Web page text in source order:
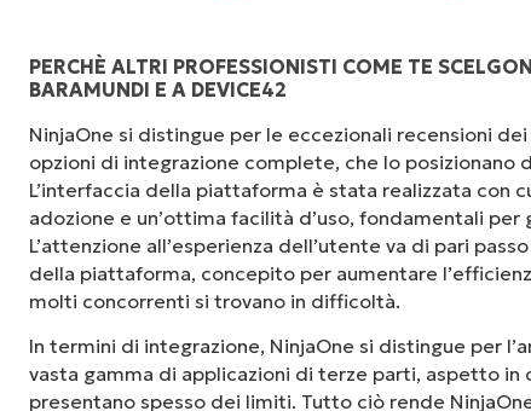
PERCHÈ ALTRI PROFESSIONISTI COME TE
BARAMUNDI E A DEVICE42
NinjaOne si distingue per le eccezionali recensioni
opzioni di integrazione complete, che lo posizionano
L’interfaccia della piattaforma è stata realizzata con
adozione e un’ottima facilità d’uso, fondamentali per
L’attenzione all’esperienza dell’utente va di pari
della piattaforma, concepito per aumentare
molti concorrenti si trovano in difficoltà.
In termini di integrazione, NinjaOne si distingue per
vasta gamma di applicazioni di terze parti, aspetto in
presentano spesso dei limiti. Tutto ciò rende
"NinjaOne è incredibilmente facile da usare,
fluida a potenti funzionalità di back-end.
dell'interfaccia non sono affatto
sono indicati chiaramente e sono intuitivi,
usare."
Ryan Reiffenberger
Reiffenberger.NET Technology Solutions